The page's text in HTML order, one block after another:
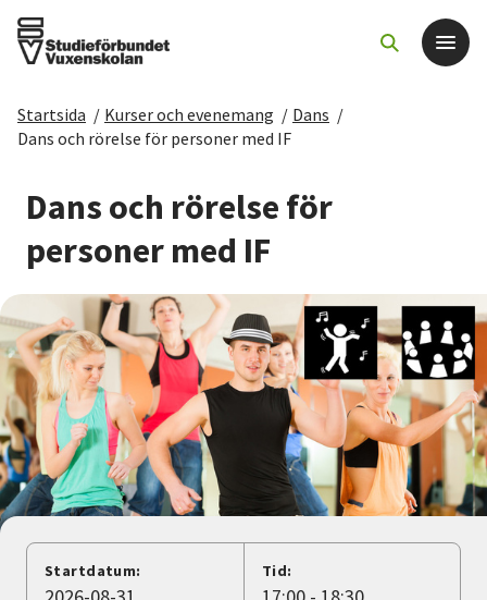
Det här gör vi
För dig som
Sök kurser och evenemang
Om SV
Starta studiecirkel
Cirkelledare
Nyheter
Avdelningar
Startsida / Kurser och evenemang / Dans /
Dans och rörelse för personer med IF
Dans och rörelse för
personer med IF
Startdatum: Tid: